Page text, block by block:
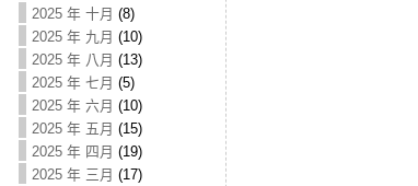
2025 年 十月 (8)
2025 年 九月 (10)
2025 年 八月 (13)
2025 年 七月 (5)
2025 年 六月 (10)
2025 年 五月 (15)
2025 年 四月 (19)
2025 年 三月 (17)